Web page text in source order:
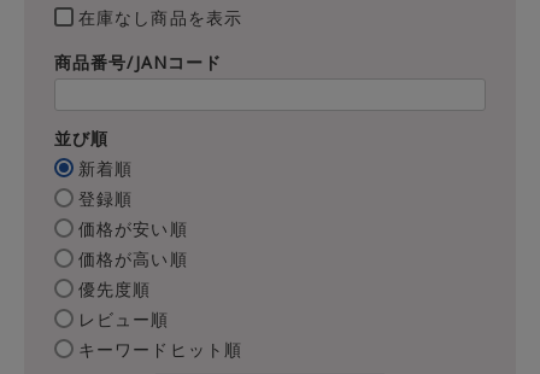
在庫なし商品を表示
商品番号/JANコード
並び順
新着順
登録順
価格が安い順
価格が高い順
優先度順
レビュー順
キーワードヒット順